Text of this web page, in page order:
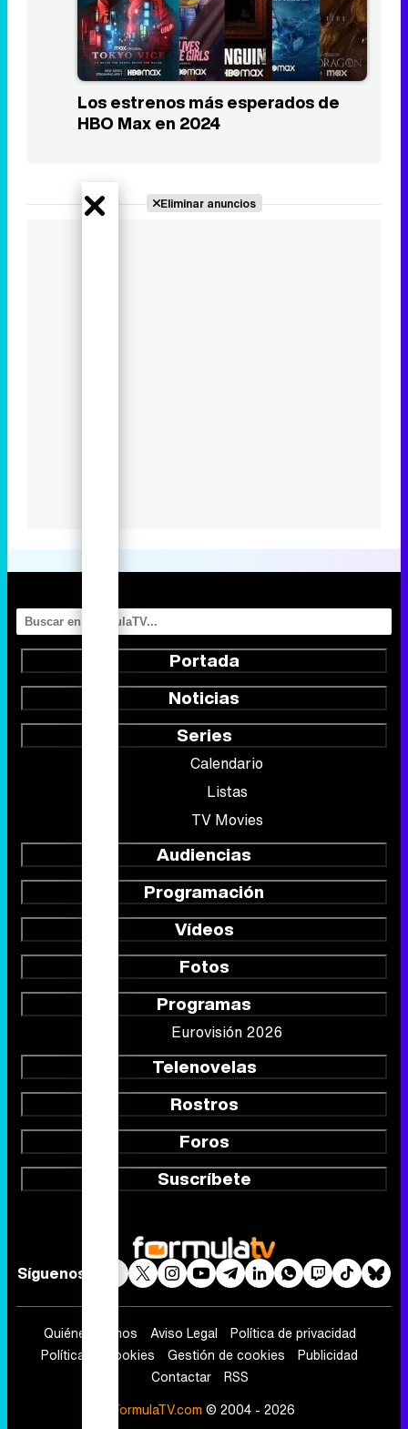
Los estrenos más esperados de
HBO Max en 2024
Eliminar anuncios
Portada
Noticias
Series
Calendario
Listas
TV Movies
Audiencias
Programación
Vídeos
Fotos
Programas
Eurovisión 2026
Telenovelas
Rostros
Foros
Suscríbete
Síguenos
Quiénes somos Aviso Legal
Política de privacidad
Política de cookies
Gestión de cookies
Publicidad
Contactar
RSS
FormulaTV.com © 2004 - 2026